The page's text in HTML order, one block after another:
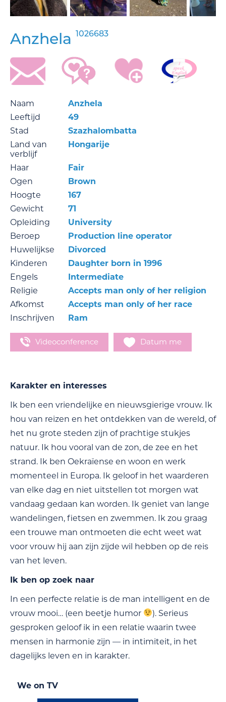
Anzhela 1026683
Naam
Anzhela
Leeftijd
49
Stad
Szazhalombatta
Land van
verblijf
Hongarije
Haar
Fair
Ogen
Brown
Hoogte
167
Gewicht
71
Opleiding
University
Beroep
Production line operator
Huwelijkse
Divorced
Kinderen
Daughter born in 1996
Engels
Intermediate
Religie
Accepts man only of her religion
Afkomst
Accepts man only of her race
Inschrijven
Ram
Videoconference Datum me
Karakter en interesses
Ik ben een vriendelijke en nieuwsgierige vrouw. Ik
hou van reizen en het ontdekken van de wereld, of
het nu grote steden zijn of prachtige stukjes
natuur. Ik hou vooral van de zon, de zee en het
strand. Ik ben Oekraïense en woon en werk
momenteel in Europa. Ik geloof in het waarderen
van elke dag en niet uitstellen tot morgen wat
vandaag gedaan kan worden. Ik geniet van lange
wandelingen, fietsen en zwemmen. Ik zou graag
een trouwe man ontmoeten die echt weet wat
voor vrouw hij aan zijn zijde wil hebben op de reis
van het leven.
Ik ben op zoek naar
In een perfecte relatie is de man intelligent en de
vrouw mooi… (een beetje humor
). Serieus
gesproken geloof ik in een relatie waarin twee
mensen in harmonie zijn — in intimiteit, in het
dagelijks leven en in karakter.
We on TV